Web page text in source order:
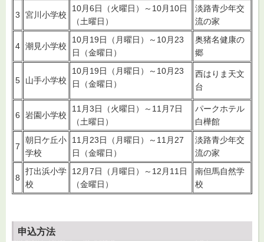
3 宮川小学校
10月6日（火曜日）～10月10日
（土曜日）
淡路青少年交
流の家
4 潮見小学校
10月19日（月曜日）～10月23
日（金曜日）
奥猪名健康の
郷
5 山手小学校
10月19日（月曜日）～10月23
日（金曜日）
西はりま天文
台
6 岩園小学校
11月3日（火曜日）～11月7日
（土曜日）
パークホテル
白樺館
7
朝日ケ丘小
学校
11月23日（月曜日）～11月27
日（金曜日）
淡路青少年交
流の家
8
打出浜小学
校
12月7日（月曜日）～12月11日
（金曜日）
南但馬自然学
校
申込方法